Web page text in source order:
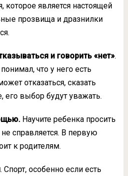
которое является настоящей
прозвища и дразнилки
и говорить «нет».
что у него есть
отказаться, сказать
его выбор будут уважать.
Научите ребенка просить
справляется. В первую
к родителям.
. Спорт, особенно если есть